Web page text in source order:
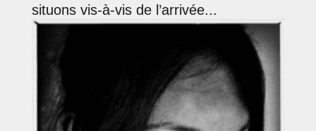
situons vis-à-vis de l’arrivée...